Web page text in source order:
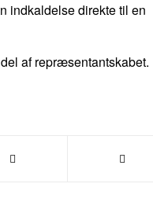
indkaldelse direkte til en
af repræsentantskabet.